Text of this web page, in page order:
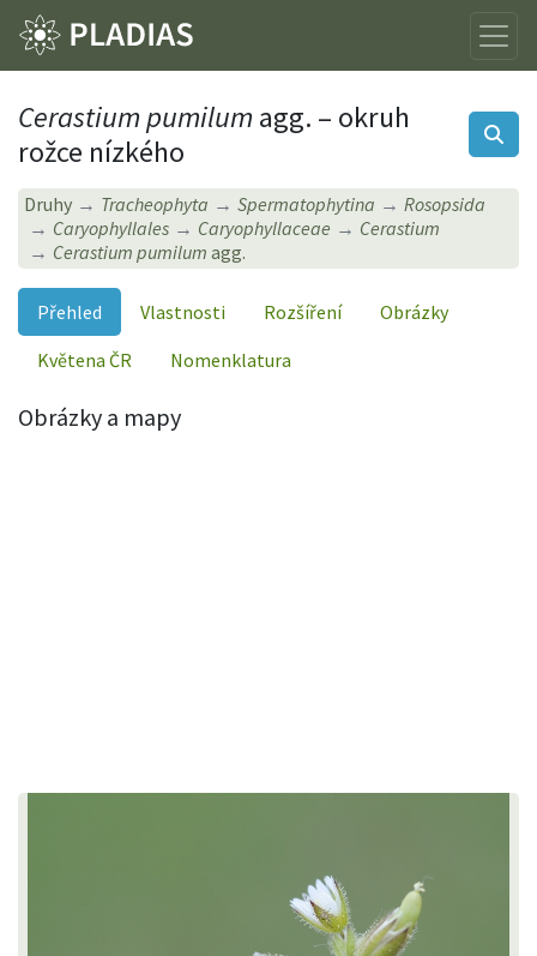
Cerastium pumilum agg. – okruh
rožce nízkého
Druhy Tracheophyta Spermatophytina
Rosopsida
Caryophyllales
Caryophyllaceae
Cerastium
Cerastium pumilum agg.
Přehled Vlastnosti Rozšíření
Obrázky
Květena ČR
Nomenklatura
Obrázky a mapy